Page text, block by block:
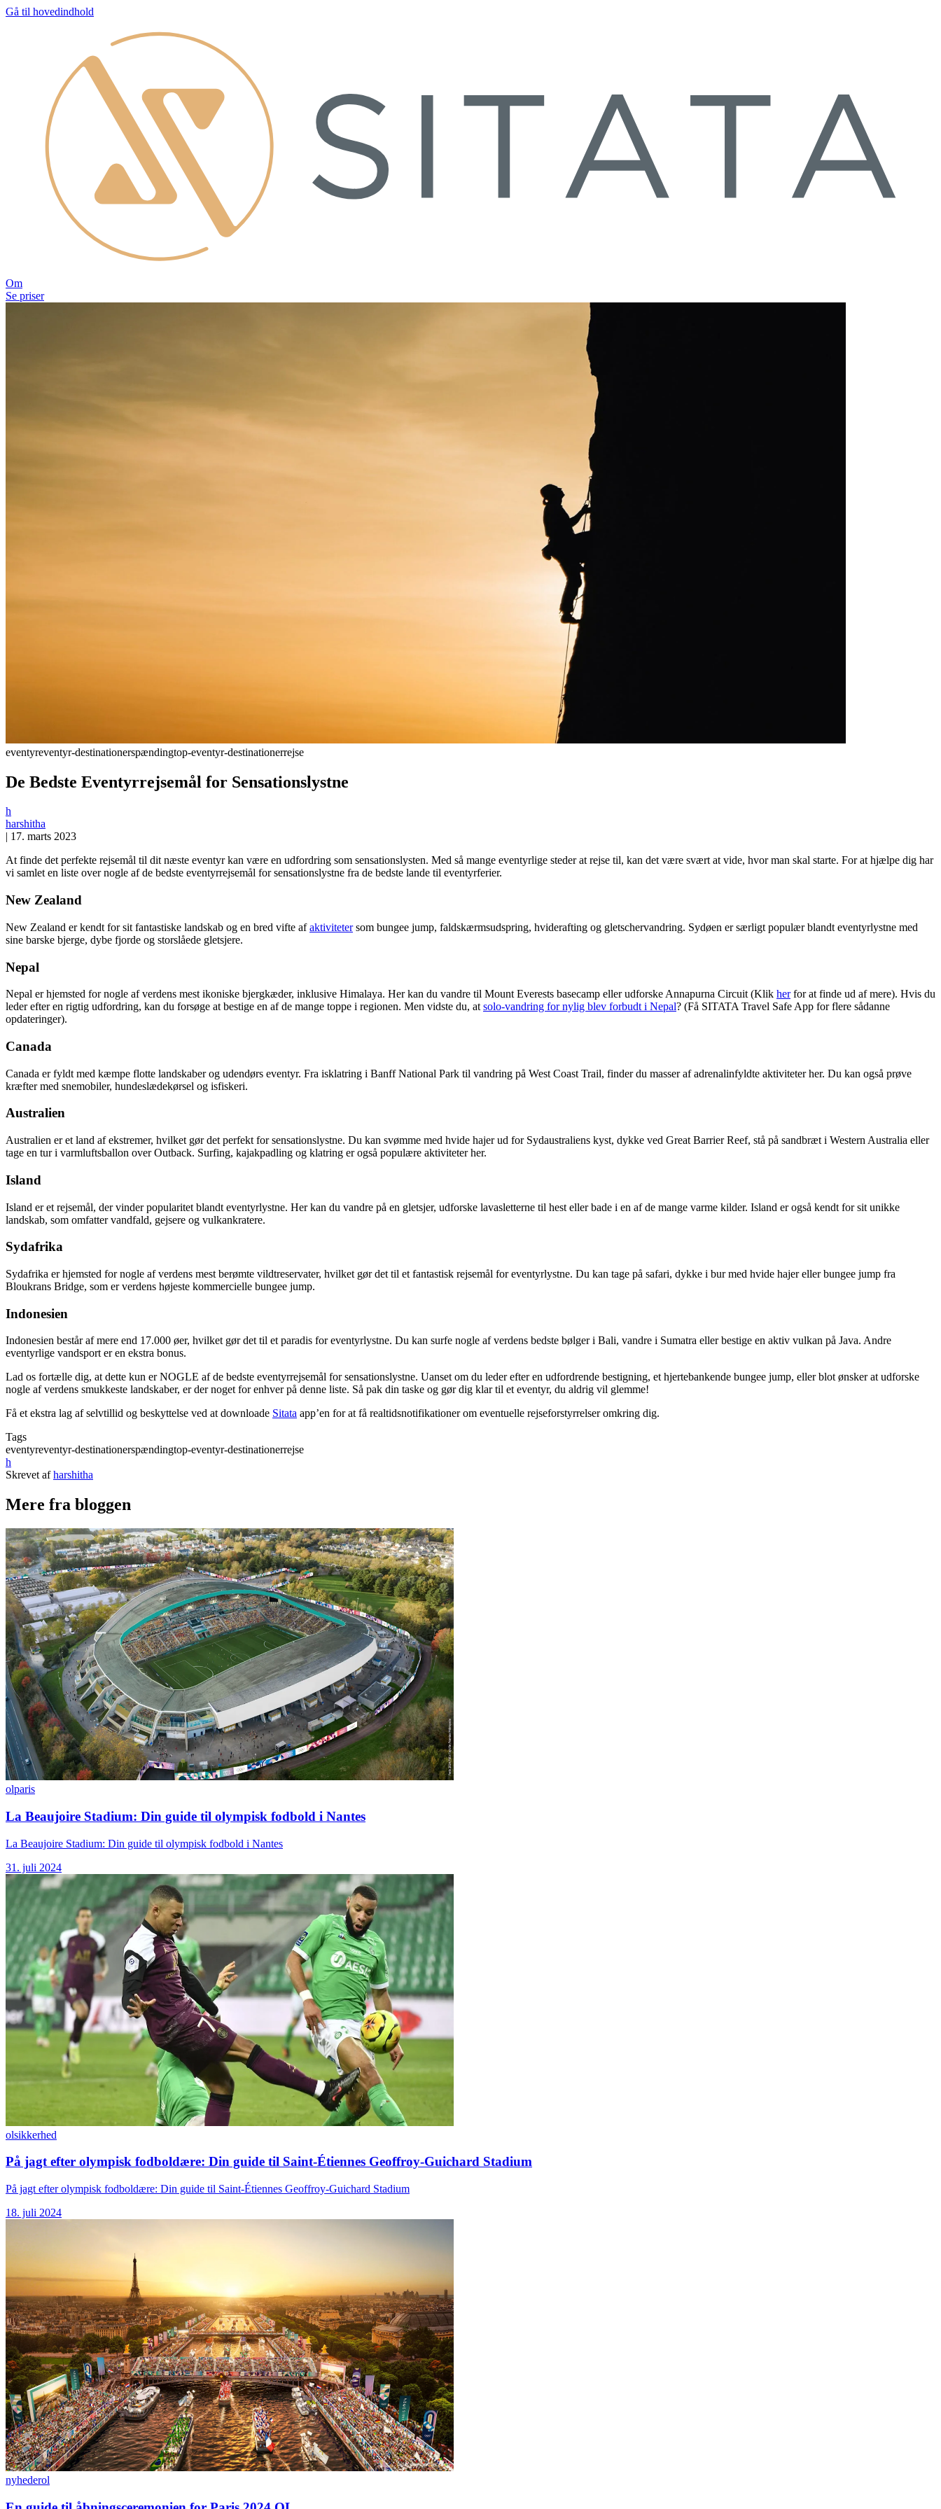
Gå til hovedindhold
Om
Se priser
eventyreventyr-destinationerspændingtop-eventyr-destinationerrejse
De Bedste Eventyrrejsemål for Sensationslystne
h
harshitha
| 17. marts 2023
At finde det perfekte rejsemål til dit næste eventyr kan være en udfordring som sensationslysten. Med så mange eventyrlige steder at rejse til, kan det være svært at vide, hvor man skal starte. For at hjælpe dig har
vi samlet en liste over nogle af de bedste eventyrrejsemål for sensationslystne fra de bedste lande til eventyrferier.
New Zealand
New Zealand er kendt for sit fantastiske landskab og en bred vifte afaktivitetersom bungee jump, faldskærmsudspring, hviderafting og gletschervandring. Sydøen er særligt populær blandt eventyrlystne med
sine barske bjerge, dybe fjorde og storslåede gletsjere.
Nepal
Nepal er hjemsted for nogle af verdens mest ikoniske bjergkæder, inklusive Himalaya. Her kan du vandre til Mount Everests basecamp eller udforske Annapurna Circuit (Klik herfor at finde ud af mere). Hvis du
leder efter en rigtig udfordring, kan du forsøge at bestige en af de mange toppe i regionen. Men vidste du, at solo-vandring for nylig blev forbudt i Nepal? (Få SITATA Travel Safe App for flere sådanne
opdateringer).
Canada
Canada er fyldt med kæmpe flotte landskaber og udendørs eventyr. Fra isklatring i Banff National Park til vandring på West Coast Trail, finder du masser af adrenalinfyldte aktiviteter her. Du kan også prøve
kræfter med snemobiler, hundeslædekørsel og isfiskeri.
Australien
Australien er et land af ekstremer, hvilket gør det perfekt for sensationslystne. Du kan svømme med hvide hajer ud for Sydaustraliens kyst, dykke ved Great Barrier Reef, stå på sandbræt i Western Australia eller
tage en tur i varmluftsballon over Outback. Surfing, kajakpadling og klatring er også populære aktiviteter her.
Island
Island er et rejsemål, der vinder popularitet blandt eventyrlystne. Her kan du vandre på en gletsjer, udforske lavasletterne til hest eller bade i en af de mange varme kilder. Island er også kendt for sit unikke
landskab, som omfatter vandfald, gejsere og vulkankratere.
Sydafrika
Sydafrika er hjemsted for nogle af verdens mest berømte vildtreservater, hvilket gør det til et fantastisk rejsemål for eventyrlystne. Du kan tage på safari, dykke i bur med hvide hajer eller bungee jump fra
Bloukrans Bridge, som er verdens højeste kommercielle bungee jump.
Indonesien
Indonesien består af mere end 17.000 øer, hvilket gør det til et paradis for eventyrlystne. Du kan surfe nogle af verdens bedste bølger i Bali, vandre i Sumatra eller bestige en aktiv vulkan på Java. Andre
eventyrlige vandsport er en ekstra bonus.
Lad os fortælle dig, at dette kun er NOGLE af de bedste eventyrrejsemål for sensationslystne. Uanset om du leder efter en udfordrende bestigning, et hjertebankende bungee jump, eller blot ønsker at udforske
nogle af verdens smukkeste landskaber, er der noget for enhver på denne liste. Så pak din taske og gør dig klar til et eventyr, du aldrig vil glemme!
Få et ekstra lag af selvtillid og beskyttelse ved at downloade Sitata app’en for at få realtidsnotifikationer om eventuelle rejseforstyrrelser omkring dig.
Tags
eventyreventyr-destinationerspændingtop-eventyr-destinationerrejse
h
Skrevet af harshitha
Mere fra bloggen
olparis
La Beaujoire Stadium: Din guide til olympisk fodbold i Nantes
La Beaujoire Stadium: Din guide til olympisk fodbold i Nantes
31. juli 2024
olsikkerhed
På jagt efter olympisk fodboldære: Din guide til Saint-Étiennes Geoffroy-Guichard Stadium
På jagt efter olympisk fodboldære: Din guide til Saint-Étiennes Geoffroy-Guichard Stadium
18. juli 2024
nyhederol